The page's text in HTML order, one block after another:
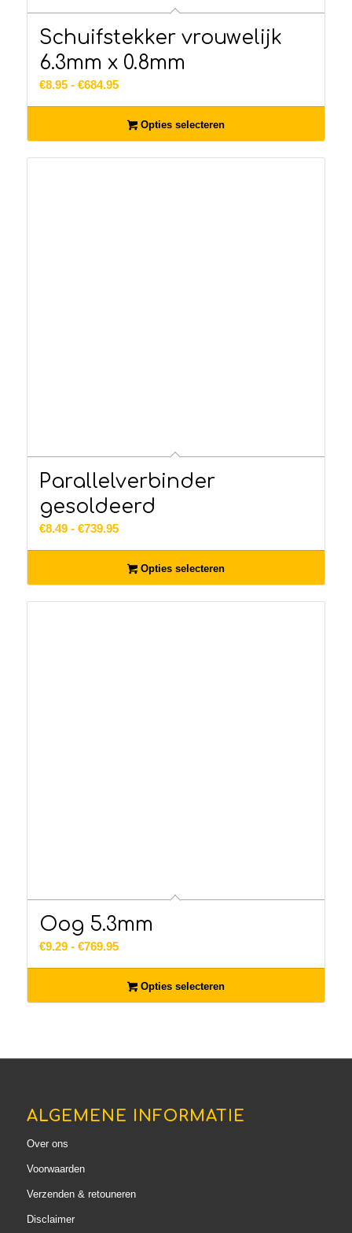
Schuifstekker vrouwelijk
6.3mm x 0.8mm
€8.95 - €684.95Prijsklasse:
tot
€684.95
Opties selecteren
Parallelverbinder
gesoldeerd
€8.49 - €739.95Prijsklasse:
tot
€739.95
Opties selecteren
Oog 5.3mm
€9.29 - €769.95Prijsklasse:
€9.29
tot
€769.95
Opties selecteren
ALGEMENE INFORMATIE
Over ons
Voorwaarden
Verzenden & retouneren
Disclaimer